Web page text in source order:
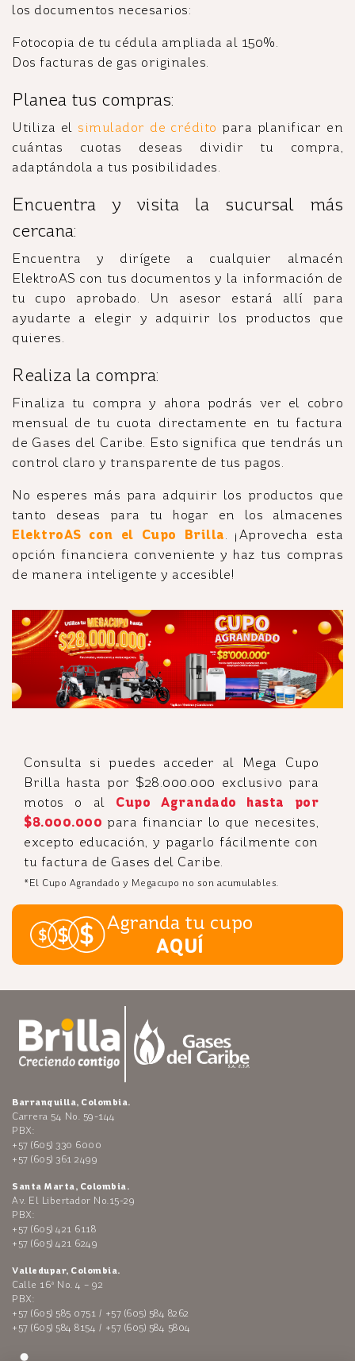
los documentos necesarios:
Fotocopia de tu cédula ampliada al 150%.
Dos facturas de gas originales.
Planea tus compras:
Utiliza el simulador de crédito para planificar en
cuántas cuotas deseas dividir tu compra,
adaptándola a tus posibilidades.
Encuentra y visita la sucursal más
cercana:
Encuentra y dirígete a cualquier almacén
ElektroAS con tus documentos y la información de
tu cupo aprobado. Un asesor estará allí para
ayudarte a elegir y adquirir los productos que
quieres.
Realiza la compra:
Finaliza tu compra y ahora podrás ver el cobro
mensual de tu cuota directamente en tu factura
de Gases del Caribe. Esto significa que tendrás un
control claro y transparente de tus pagos.
No esperes más para adquirir los productos que
tanto deseas para tu hogar en los almacenes
ElektroAS con el Cupo Brilla. ¡Aprovecha esta
opción financiera conveniente y haz tus compras
de manera inteligente y accesible!
Consulta si puedes acceder al Mega Cupo
Brilla hasta por $28.000.000 exclusivo para
motos o al Cupo Agrandado hasta por
$8.000.000 para financiar lo que necesites,
excepto educación, y pagarlo fácilmente con
tu factura de Gases del Caribe.
*El Cupo Agrandado y Megacupo no son acumulables.
Agranda tu cupo
AQUÍ
Barranquilla, Colombia.
Carrera 54 No. 59-144
PBX:
+57 (605) 330 6000
+57 (605) 361 2499
Santa Marta, Colombia.
Av. El Libertador No.15-29
PBX:
+57 (605) 421 6118
+57 (605) 421 6249
Valledupar, Colombia.
Calle 16ª No. 4 – 92
PBX:
+57 (605) 585 0751 / +57 (605) 584 8262
+57 (605) 584 8154 / +57 (605) 584 5804